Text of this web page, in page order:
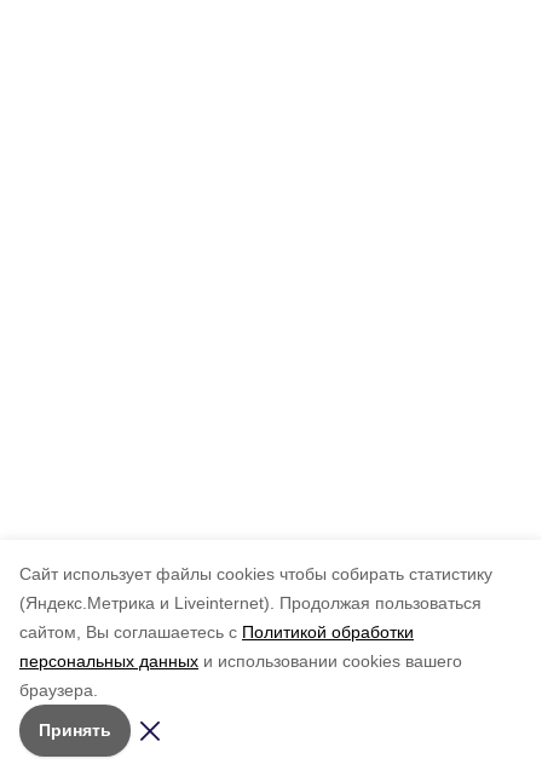
Cайт использует файлы cookies чтобы собирать статистику
(Яндекс.Метрика и Liveinternet).
Продолжая пользоваться
сайтом, Вы соглашаетесь с Политикой обработки
персональных данных и использовании cookies вашего
браузера.
Принять